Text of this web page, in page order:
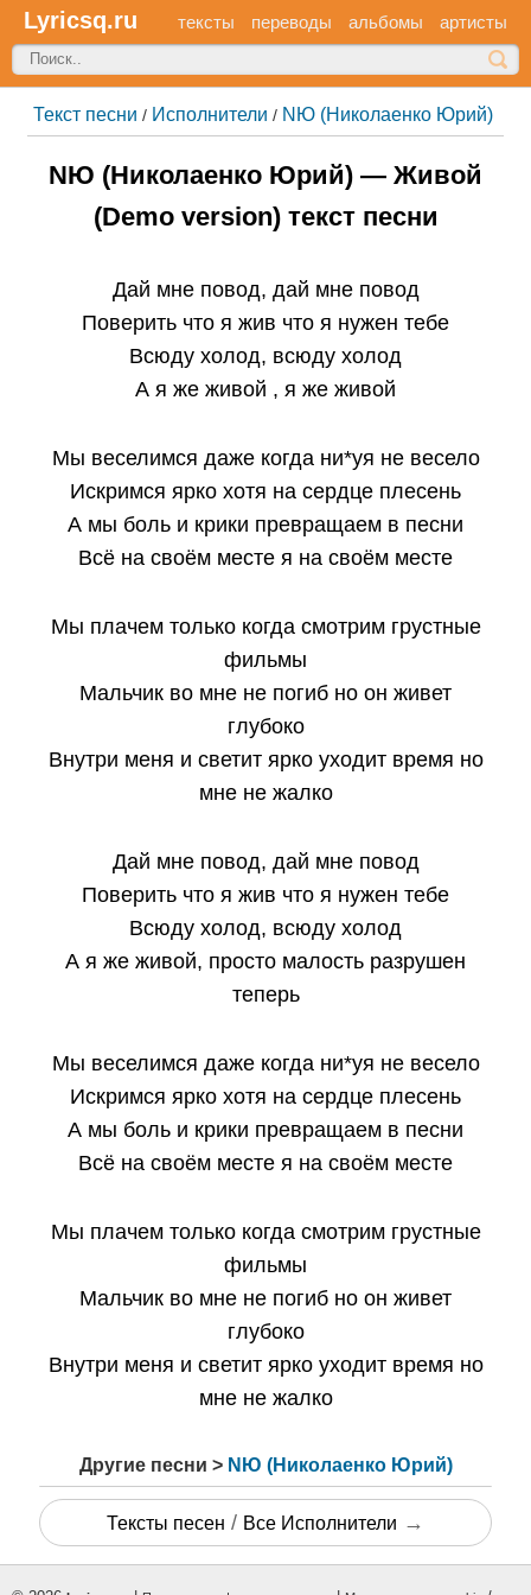
Lyricsq.ru тексты переводы альбомы артисты
Текст песни / Исполнители / NЮ (Николаенко Юрий)
NЮ (Николаенко Юрий) — Живой
(Demo version) текст песни
Дай мне повод, дай мне повод
Поверить что я жив что я нужен тебе
Всюду холод, всюду холод
А я же живой , я же живой
Мы веселимся даже когда ни*уя не весело
Искримся ярко хотя на сердце плесень
А мы боль и крики превращаем в песни
Всё на своём месте я на своём месте
Мы плачем только когда смотрим грустные
фильмы
Мальчик во мне не погиб но он живет
глубоко
Внутри меня и светит ярко уходит время но
мне не жалко
Дай мне повод, дай мне повод
Поверить что я жив что я нужен тебе
Всюду холод, всюду холод
А я же живой, просто малость разрушен
теперь
Мы веселимся даже когда ни*уя не весело
Искримся ярко хотя на сердце плесень
А мы боль и крики превращаем в песни
Всё на своём месте я на своём месте
Мы плачем только когда смотрим грустные
фильмы
Мальчик во мне не погиб но он живет
глубоко
Внутри меня и светит ярко уходит время но
мне не жалко
Другие песни > NЮ (Николаенко Юрий)
Тексты песен / Все Исполнители →